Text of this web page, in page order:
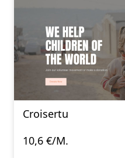
Croisertu
10,6 €/M.